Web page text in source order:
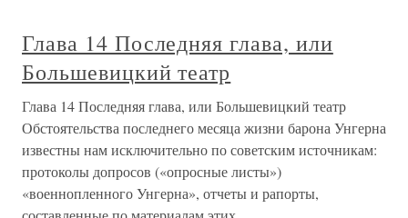
Глава 14 Последняя глава, или
Большевицкий театр
Глава 14 Последняя глава, или Большевицкий театр
Обстоятельства последнего месяца жизни барона Унгерна
известны нам исключительно по советским источникам:
протоколы допросов («опросные листы»)
«военнопленного Унгерна», отчеты и рапорты,